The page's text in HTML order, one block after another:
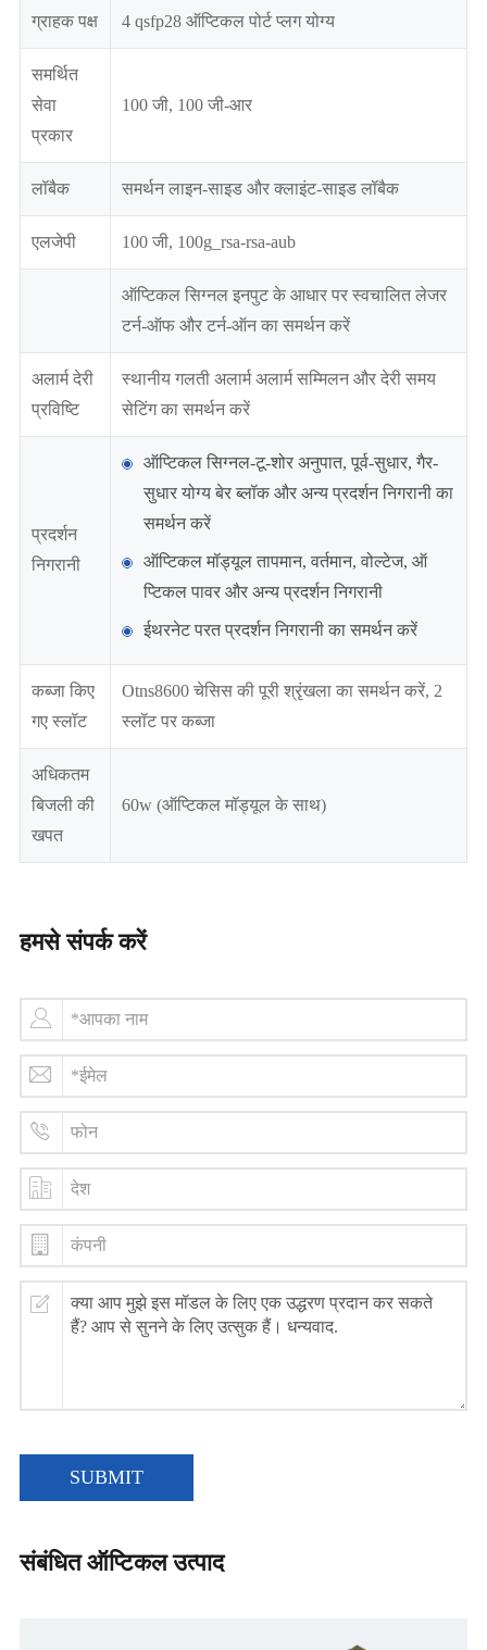
ग्राहक पक्ष 4 qsfp28 ऑप्टिकल पोर्ट प्लग योग्य
समर्थित
सेवा
प्रकार
100 जी, 100 जी-आर
लॉबैक समर्थन लाइन-साइड और क्लाइंट-साइड लॉबैक
एलजेपी 100 जी, 100g_rsa-rsa-aub
ऑप्टिकल सिग्नल इनपुट के आधार पर स्वचालित लेजर
टर्न-ऑफ और टर्न-ऑन का समर्थन करें
अलार्म देरी
प्रविष्टि
स्थानीय गलती अलार्म अलार्म सम्मिलन और देरी समय
सेटिंग का समर्थन करें
प्रदर्शन
निगरानी
ऑप्टिकल सिग्नल-टू-शोर अनुपात, पूर्व-सुधार, गैर-
सुधार योग्य बेर ब्लॉक और अन्य प्रदर्शन निगरानी का
समर्थन करें
ऑप्टिकल मॉड्यूल तापमान, वर्तमान, वोल्टेज, ऑ
प्टिकल पावर और अन्य प्रदर्शन निगरानी
ईथरनेट परत प्रदर्शन निगरानी का समर्थन करें
कब्जा किए
गए स्लॉट
Otns8600 चेसिस की पूरी श्रृंखला का समर्थन करें, 2
स्लॉट पर कब्जा
अधिकतम
बिजली की
खपत
60w (ऑप्टिकल मॉड्यूल के साथ)
हमसे संपर्क करें
SUBMIT
संबंधित ऑप्टिकल उत्पाद